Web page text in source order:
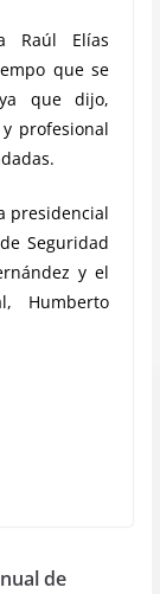
Raúl Elías
que se
que dijo,
profesional
presidencial
Seguridad
y el
Humberto
de